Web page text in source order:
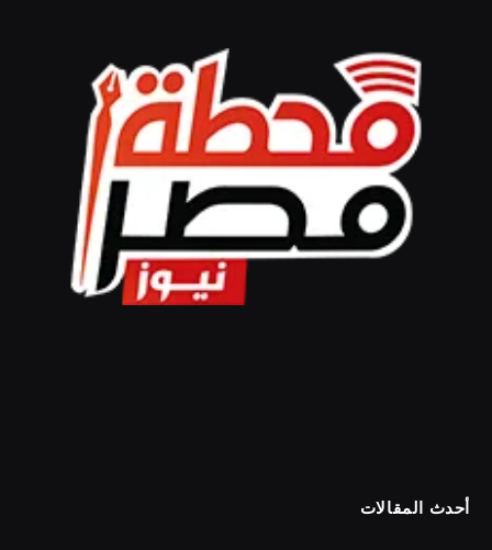
أحدث المقالات